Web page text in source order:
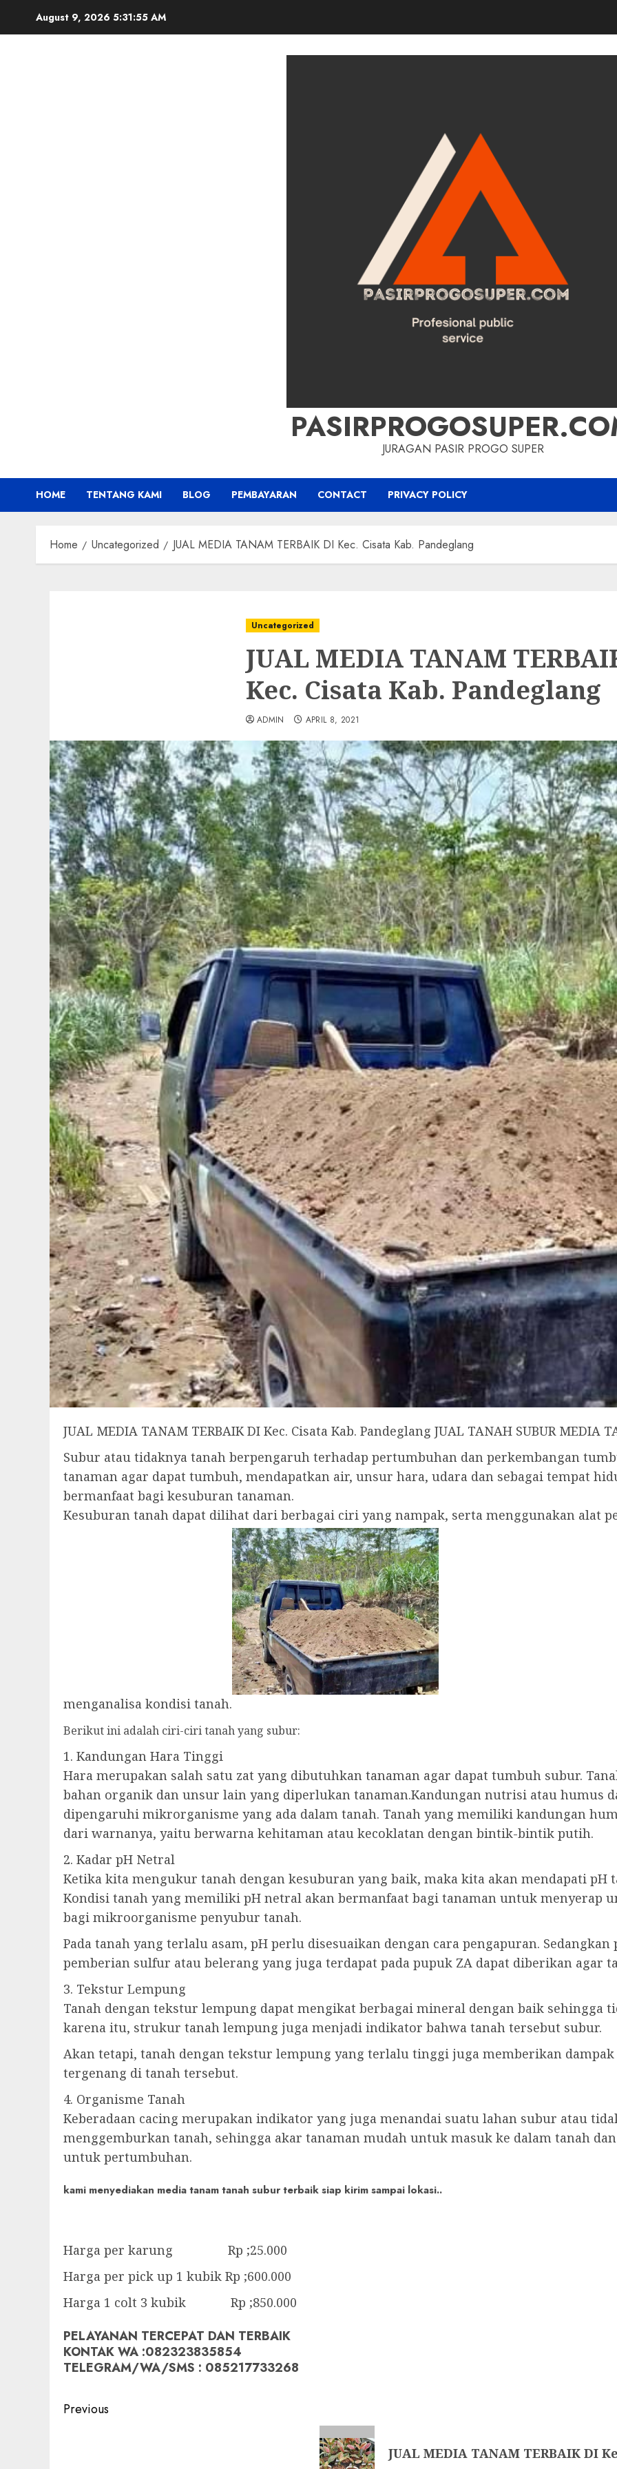
August 9, 2026 5:31:57 AM
JURAGAN PASIR PROGO SUPER
HOME TENTANG KAMI BLOG PEMBAYARAN CONTACT PRIVACY POLICY
Home Uncategorized JUAL MEDIA TANAM TERBAIK DI Kec. Cisata Kab. Pandeglang
Uncategorized
JUAL MEDIA TANAM
Kec. Cisata Kab. Pandeglang
ADMIN APRIL 8, 2021
JUAL MEDIA TANAM TERBAIK DI Kec. Cisata Kab. Pandeglang JUAL TANAH SUBUR MEDIA
Subur atau tidaknya tanah berpengaruh terhadap pertumbuhan dan perkembangan
tanaman agar dapat tumbuh, mendapatkan air, unsur hara, udara dan sebagai tempat
bermanfaat bagi kesuburan tanaman.
Kesuburan tanah dapat dilihat dari berbagai ciri yang nampak, serta menggunakan alat
menganalisa kondisi tanah.
Berikut ini adalah ciri-ciri tanah yang subur:
1. Kandungan Hara Tinggi
Hara merupakan salah satu zat yang dibutuhkan tanaman agar dapat tumbuh subur.
bahan organik dan unsur lain yang diperlukan tanaman.Kandungan nutrisi atau humus
dipengaruhi mikrorganisme yang ada dalam tanah. Tanah yang memiliki kandungan
dari warnanya, yaitu berwarna kehitaman atau kecoklatan dengan bintik-bintik putih.
2. Kadar pH Netral
Ketika kita mengukur tanah dengan kesuburan yang baik, maka kita akan mendapati pH
Kondisi tanah yang memiliki pH netral akan bermanfaat bagi tanaman untuk menyerap
bagi mikroorganisme penyubur tanah.
Pada tanah yang terlalu asam, pH perlu disesuaikan dengan cara pengapuran.
pemberian sulfur atau belerang yang juga terdapat pada pupuk ZA dapat diberikan agar
3. Tekstur Lempung
Tanah dengan tekstur lempung dapat mengikat berbagai mineral dengan baik sehingga
karena itu, strukur tanah lempung juga menjadi indikator bahwa tanah tersebut subur.
Akan tetapi, tanah dengan tekstur lempung yang terlalu tinggi juga memberikan
tergenang di tanah tersebut.
4. Organisme Tanah
Keberadaan cacing merupakan indikator yang juga menandai suatu lahan subur atau
menggemburkan tanah, sehingga akar tanaman mudah untuk masuk ke dalam tanah
untuk pertumbuhan.
kami menyediakan media tanam tanah subur terbaik siap kirim sampai lokasi..
Harga per karung Rp ;25.000
Harga per pick up 1 kubik Rp ;600.000
Harga 1 colt 3 kubik Rp ;850.000
PELAYANAN TERCEPAT DAN TERBAIK
KONTAK WA :082323835854
TELEGRAM/WA/SMS : 085217733268
Post
Previous
JUAL MEDIA TANAM TERBAIK DI